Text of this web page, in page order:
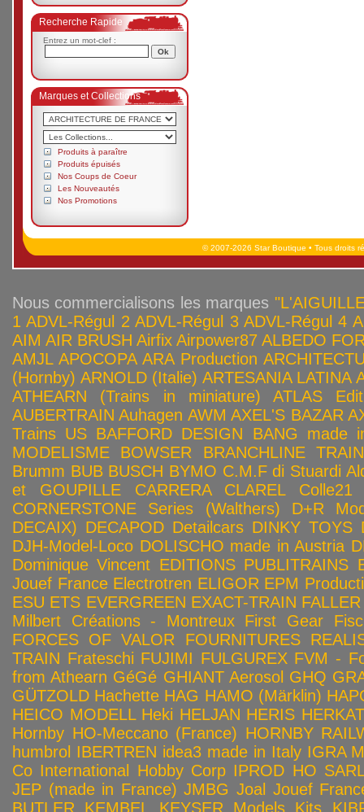
Recherche Rapide
Entrez un mot-clef :
Marques et Collections
Produits à paraître
Produits épuisés
Nos Coups de Coeur
Les Nouveautés
Nos Promotions
© 2007-2026 Star Boutique • Tous droits
Nous commercialisons les marques
1 ADVL-Régul 2 ADVL-Régul 3 ADVL-Régul 4
AIM AIR BRUSH Airfix Airpower87 ALBEDO
AMJL APOCOPA ARA Production
(Hornby) ARNOLD (Italie) ARTESANIA LATINA
ATHEARN (Trains in miniature)
ATLAS
AUBERTRAIN Auhagen AWM AXEL'S BAZAR
Trains US BAFFORD DESIGN
BANG made
MODELISME
BOWSER
BRANCHLINE
Brumm BUB BUSCH BYMO C.M.F di Stuardi
et GOUPILLE
CARRERA CLAREL
Colle21
CORNERSTONE Series (Walthers)
D+R
DECAIX) DECAPOD Detailcars DINKY TOYS
DJH-Model-Loco DOLISCHO made in Austria
Dominique Vincent EDITIONS PUBLITRAINS
Jouef France Electrotren ELIGOR EPM
ESU ETS EVERGREEN EXACT-TRAIN FALLER
Milbert Créations - Montreux First Gear
FORCES OF VALOR
FOURNITURES
TRAIN Frateschi FUJIMI FULGUREX FVM -
from Athearn GéGé GHIANT Aerosol GHQ
GÜTZOLD Hachette HAG HAMO (Märklin)
HEICO MODELL Heki HELJAN HERIS HERKAT
Hornby HO-Meccano (France) HORNBY
humbrol IBERTREN idea3 made in Italy IGRA
Co International Hobby Corp IPROD HO
JEP (made in France) JMBG Joal Jouef
BUTLER
KEMBEL KEYSER Models Kits